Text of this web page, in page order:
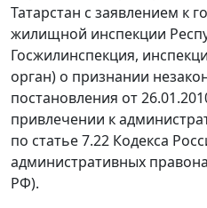
Татарстан с заявлением к
жилищной инспекции
Госжилинспекция,
орган) о признании
постановления от
привлечении к
по статье 7.22 Кодекса
административных
РФ).